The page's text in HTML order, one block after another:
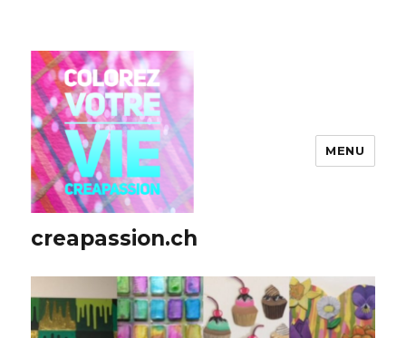
creapassion.ch
MENU